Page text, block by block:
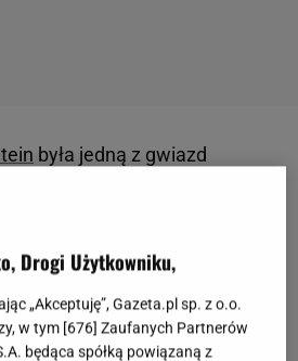
była jedną z gwiazd
"
stacji TTV. Po zakończeniu
się w "Diabelnie boskich",
swojego
pomaga w prowadzeniu
pogrzebowego w
Drogi Użytkowniku,
„Akceptuję”, Gazeta.pl sp. z o.o.
w tym [676] Zaufanych Partnerów
będąca spółką powiązaną z